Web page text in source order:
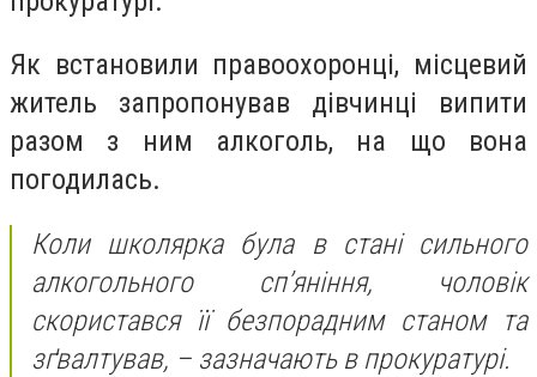
Як встановили правоохоронці, місцевий
житель запропонував дівчинці випити
разом з ним алкоголь, на що вона
погодилась.
Коли школярка була в стані сильного
алкогольного сп’яніння, чоловік
скористався її безпорадним станом та
зґвалтував, – зазначають в прокуратурі.